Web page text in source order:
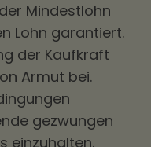
Mindestlohn
Lohn garantiert.
der Kaufkraft
Armut bei.
gezwungen
einzuhalten.